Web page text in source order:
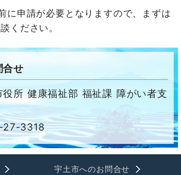
に申請が必要となりますので、まずは
ください。
合せ
所 健康福祉部 福祉課 障がい者支
27-3318
宇土市へのお問合せ